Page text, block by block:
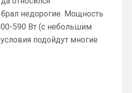
недорогие. Мощность
590 Вт (с небольшим
подойдут многие